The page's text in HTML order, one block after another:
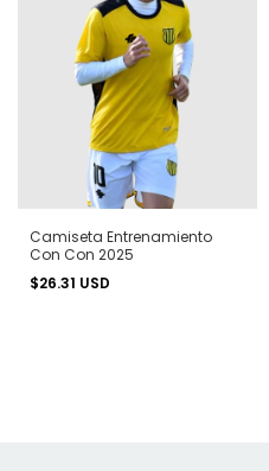
Camiseta Entrenamiento
Con Con 2025
$26.31 USD